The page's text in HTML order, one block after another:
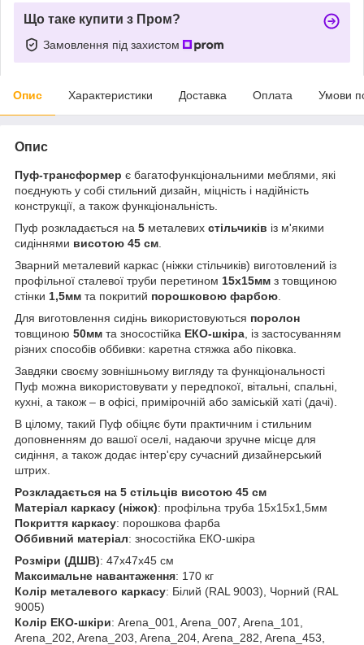
Що таке купити з Пром?
Замовлення під захистом
Опис Характеристики Доставка Оплата Умови
Опис
Пуф-трансформер є багатофункціональними меблями, які
поєднують у собі стильний дизайн, міцність і надійність
конструкції, а також функціональність.
Пуф розкладається на 5 металевих стільчиків із м'якими
сидіннями висотою 45 см
Зварний металевий каркас (ніжки стільчиків) виготовлений із
профільної сталевої труби перетином 15х15мм з товщиною
стінки 1,5мм та покритий порошковою фарбою
Для виготовлення сидінь використовуються поролон
товщиною 50мм та зносостійка ЕКО-шкіра , із застосуванням
різних способів оббивки: каретна стяжка або піковка.
Завдяки своєму зовнішньому вигляду та функціональності
Пуф можна використовувати у передпокої, вітальні, спальні,
кухні, а також – в офісі, примірочній або заміській хаті (дачі).
В цілому, такий Пуф обіцяє бути практичним і стильним
доповненням до вашої оселі, надаючи зручне місце для
сидіння, а також додає інтер'єру сучасний дизайнерський
штрих.
Розкладається на 5 стільців висотою 45 см
Матеріал каркасу (ніжок): профільна труба 15х15х1,5мм
Покриття каркасу: порошкова фарба
Оббивний матеріал: зносостійка ЕКО-шкіра
Розміри (ДШВ): 47х47х45 см
Максимальне навантаження: 170 кг
Колір металевого каркасу: Білий (RAL 9003), Чорний (RAL
9005)
Колір ЕКО-шкіри: Arena_001, Arena_007, Arena_101,
Arena_202, Arena_203, Arena_204, Arena_282, Arena_453,